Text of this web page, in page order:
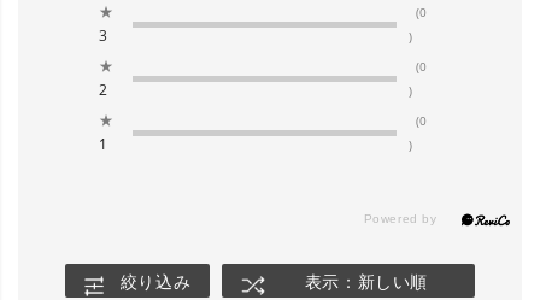
★
3
(0
)
★
2
(0
)
★
1
(0
)
絞り込み 表示：新しい順